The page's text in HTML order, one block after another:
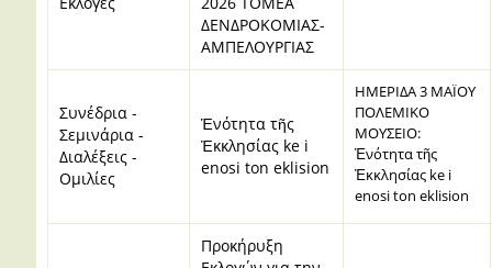
ΔΕΝΔΡΟΚΟΜΙΑΣ-
ΑΜΠΕΛΟΥΡΓΙΑΣ
Συνέδρια -
Σεμινάρια -
Διαλέξεις -
Ομιλίες
Ἑνότητα τῆς
Ἐκκλησίας ke i
enosi ton eklision
ΗΜΕΡΙΔΑ 3 ΜΑΪΟΥ
ΠΟΛΕΜΙΚΟ
ΜΟΥΣΕΙΟ:
Ἑνότητα τῆς
Ἐκκλησίας ke i
enosi ton eklision
Προκήρυξη